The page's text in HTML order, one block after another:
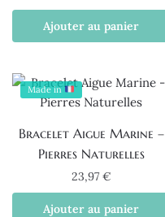
Ajouter au panier
Made in
Bracelet Aigue Marine –
Pierres Naturelles
23,97€
Ajouter au panier